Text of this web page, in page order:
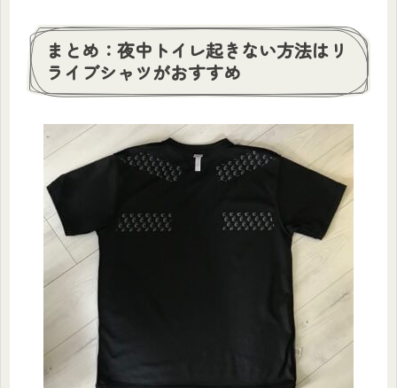
まとめ：夜中トイレ起きない方法はリ
ライブシャツがおすすめ